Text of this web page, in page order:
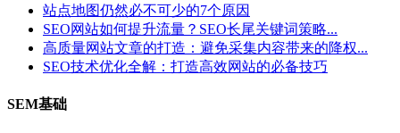
站点地图仍然必不可少的7个原因
SEO网站如何提升流量？SEO长尾关键词策略...
高质量网站文章的打造：避免采集内容带来的降权...
SEO技术优化全解：打造高效网站的必备技巧
SEM基础